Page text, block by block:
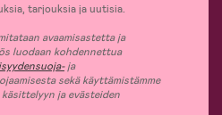
tarjouksia ja uutisia.
avaamisastetta ja
luodaan kohdennettua
ja
sekä käyttämistämme
ja evästeiden